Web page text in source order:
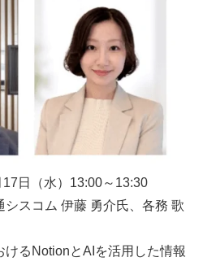
日（水）13:00～13:30
スコム 伊藤 勇介氏、各務 歌
けるNotionとAIを活用した情報